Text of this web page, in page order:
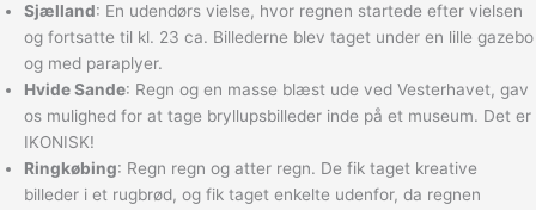
Sjælland: En udendørs vielse, hvor regnen startede efter vielsen
og fortsatte til kl. 23 ca. Billederne blev taget under en lille gazebo
og med paraplyer.
Hvide Sande: Regn og en masse blæst ude ved Vesterhavet, gav
os mulighed for at tage bryllupsbilleder inde på et museum. Det er
IKONISK!
Ringkøbing: Regn regn og atter regn. De fik taget kreative
billeder i et rugbrød, og fik taget enkelte udenfor, da regnen